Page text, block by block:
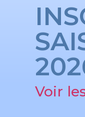
Voir